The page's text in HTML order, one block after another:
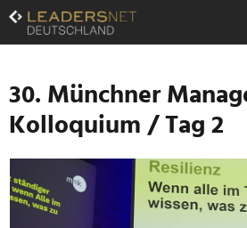
Zum
Inhalt
Zur
Navigation
Zur
Hauptnavigation
30. Münchner
Kolloquium / Tag 2